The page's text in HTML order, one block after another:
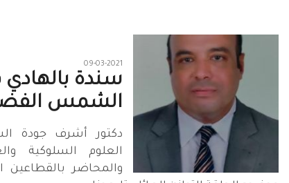
09-03-2021
سندة بالهادي
الشمس
دكتور أشرف جودة
العلوم السلوكية
والمحاضر بالقطاعين